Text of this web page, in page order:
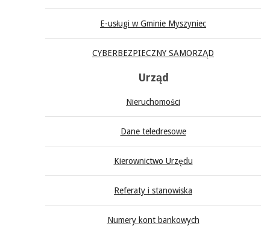
E-usługi w Gminie Myszyniec
CYBERBEZPIECZNY SAMORZĄD
Urząd
Nieruchomości
Dane teledresowe
Kierownictwo Urzędu
Referaty i stanowiska
Numery kont bankowych